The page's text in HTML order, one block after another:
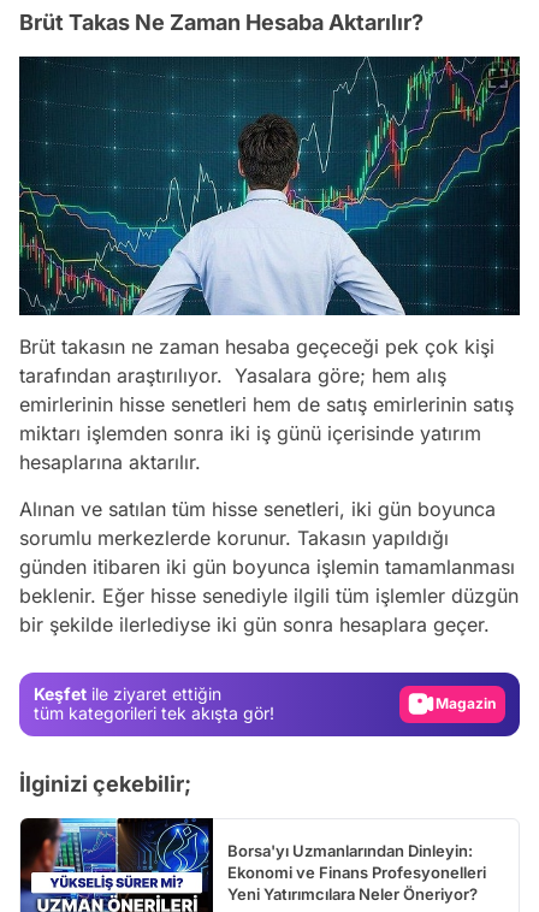
Brüt Takas Ne Zaman Hesaba Aktarılır?
Brüt takasın ne zaman hesaba geçeceği pek çok kişi
tarafından araştırılıyor. Yasalara göre; hem alış
emirlerinin hisse senetleri hem de satış emirlerinin satış
miktarı işlemden sonra iki iş günü içerisinde yatırım
hesaplarına aktarılır.
Alınan ve satılan tüm hisse senetleri, iki gün boyunca
sorumlu merkezlerde korunur. Takasın yapıldığı
günden itibaren iki gün boyunca işlemin tamamlanması
beklenir. Eğer hisse senediyle ilgili tüm işlemler düzgün
bir şekilde ilerlediyse iki gün sonra hesaplara geçer.
Keşfet ile ziyaret ettiğin
tüm kategorileri tek akışta gör!
Video
Test
Magazin
İlginizi çekebilir;
Borsa'yı Uzmanlarından Dinleyin:
Ekonomi ve Finans Profesyonelleri
Yeni Yatırımcılara Neler Öneriyor?